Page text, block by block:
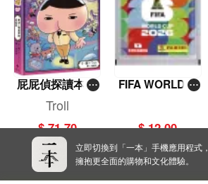
屁屁偵探讀本(1
3)－－對決！怪
篇）
Troll
$ 71.70
FIFA WORLD C
包）
$ 12.00
立即切換到「一本」手機應用程式，
擁抱更全面的購物和文化體驗。